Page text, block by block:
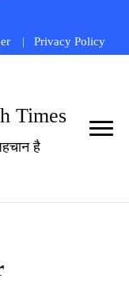
Privacy Policy
Times
है